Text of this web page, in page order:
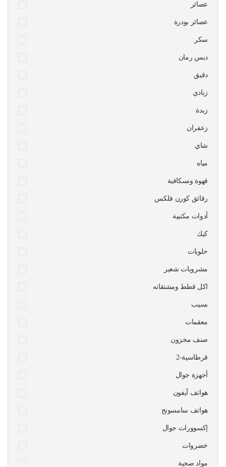
عصائر
عصائر بودرة
سكر
دبس رمان
دقيق
زبادي
زبدة
زعفران
شاي
مياه
قهوة ونسكافية
رقائق كورن فلكس
أدوات مكتبية
كيك
حلويات
مشروبات شعير
اكل قطط ومشتقاته
بسيب
معقمات
صنف مخزون
قرطاسية-2
أجهزة جوال
هواتف آيفون
هواتف سامسونج
إكسوورات جوال
خضروات
مواد صحية